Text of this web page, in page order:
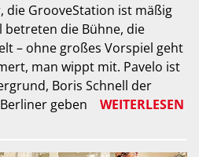
die GrooveStation ist mäßig
betreten die Bühne, die
– ohne großes Vorspiel geht
man wippt mit. Pavelo ist
Boris Schnell der
geben
WEITERLESEN